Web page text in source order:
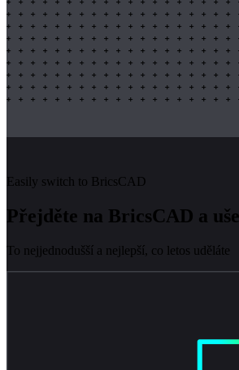
Easily switch to BricsCAD
Přejděte na BricsCAD a
To nejjednodušší a nejlepší, co letos uděláte